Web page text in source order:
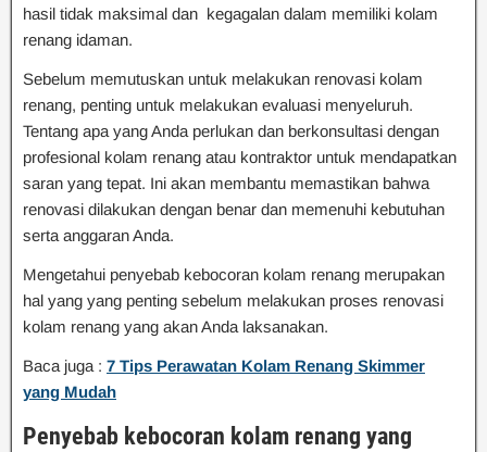
hasil tidak maksimal dan kegagalan dalam memiliki kolam
renang idaman.
Sebelum memutuskan untuk melakukan renovasi kolam
renang, penting untuk melakukan evaluasi menyeluruh.
Tentang apa yang Anda perlukan dan berkonsultasi dengan
profesional kolam renang atau kontraktor untuk mendapatkan
saran yang tepat. Ini akan membantu memastikan bahwa
renovasi dilakukan dengan benar dan memenuhi kebutuhan
serta anggaran Anda.
Mengetahui penyebab kebocoran kolam renang merupakan
hal yang yang penting sebelum melakukan proses renovasi
kolam renang yang akan Anda laksanakan.
Baca juga : 7 Tips Perawatan Kolam Renang Skimmer
yang Mudah
Penyebab kebocoran kolam renang yang